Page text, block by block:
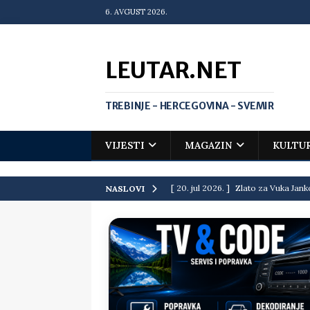
6. AVGUST 2026.
LEUTAR.NET
TREBINJE - HERCEGOVINA - SVEMIR
VIJESTI MAGAZIN
NASLOVI [ 20. jul 2026. ] Zlato za Vuka
[ 19. jul 2026. ] Da li i obraz ima
[ 16. jul 2026. ] Mile će da ti oprosti
[ 16. jul 2026. ] Krediti i dugovi
[ 15. jul 2026. ] Politički potres u